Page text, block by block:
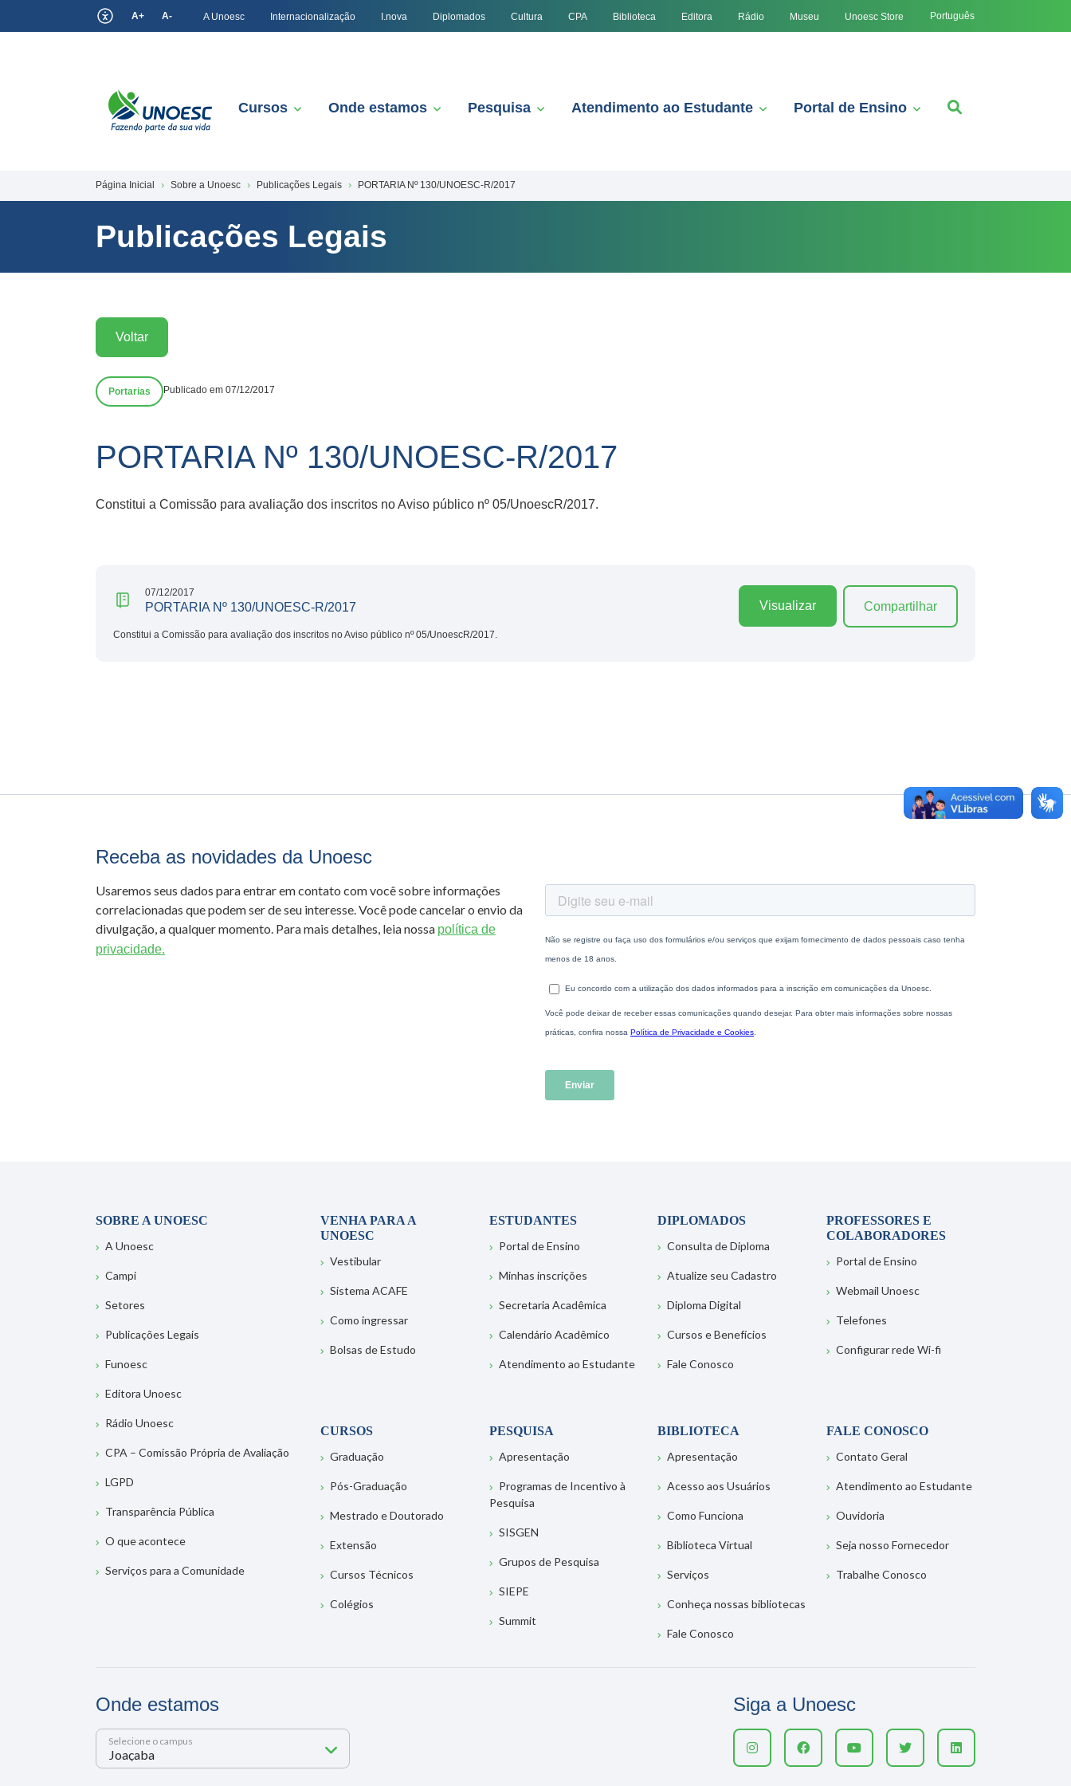
A+ A- A Unoesc Internacionalização I.nova Diplomados Cultura CPA Biblioteca Editora Rádio Museu Unoesc Store Português
Cursos Onde estamos Pesquisa Atendimento ao Estudante Portal de Ensino
Página Inicial Sobre a Unoesc Publicações Legais PORTARIA Nº 130/UNOESC-R/2017
Publicações Legais
Voltar
Portarias Publicado em 07/12/2017
PORTARIA Nº 130/UNOESC-R/2017
Constitui a Comissão para avaliação dos inscritos no Aviso público nº 05/UnoescR/2017.
07/12/2017
PORTARIA Nº 130/UNOESC-R/2017
Constitui a Comissão para avaliação dos inscritos no Aviso público nº 05/UnoescR/2017.
Visualizar Compartilhar
Receba as novidades da Unoesc
Usaremos seus dados para entrar em contato com você sobre informações
correlacionadas que podem ser de seu interesse. Você pode cancelar o envio da
divulgação, a qualquer momento. Para mais detalhes, leia nossa política de
privacidade.
SOBRE A UNOESC
A Unoesc
Campi
Setores
Publicações Legais
Funoesc
Editora Unoesc
Rádio Unoesc
CPA – Comissão Própria de Avaliação
LGPD
Transparência Pública
O que acontece
Serviços para a Comunidade
VENHA PARA A
UNOESC
Vestibular
Sistema ACAFE
Como ingressar
Bolsas de Estudo
ESTUDANTES
Portal de Ensino
Minhas inscrições
Secretaria Acadêmica
Calendário Acadêmico
Atendimento ao Estudante
DIPLOMADOS
Consulta de Diploma
Atualize seu Cadastro
Diploma Digital
Cursos e Benefícios
Fale Conosco
PROFESSORES E
COLABORADORES
Portal de Ensino
Webmail Unoesc
Telefones
Configurar rede Wi-fi
CURSOS
Graduação
Pós-Graduação
Mestrado e Doutorado
Extensão
Cursos Técnicos
Colégios
PESQUISA
Apresentação
Programas de Incentivo à
Pesquisa
SISGEN
Grupos de Pesquisa
SIEPE
Summit
BIBLIOTECA
Apresentação
Acesso aos Usuários
Como Funciona
Biblioteca Virtual
Serviços
Conheça nossas bibliotecas
Fale Conosco
FALE CONOSCO
Contato Geral
Atendimento ao Estudante
Ouvidoria
Seja nosso Fornecedor
Trabalhe Conosco
Onde estamos
Selecione o campus
Siga a Unoesc